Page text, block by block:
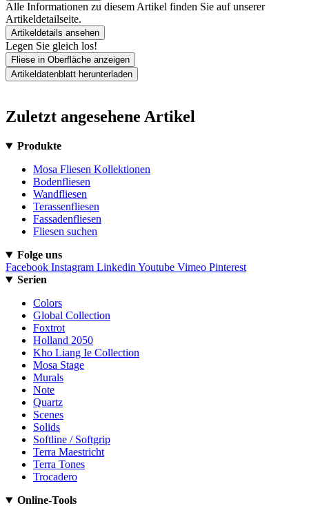
Alle Informationen zu diesem Artikel finden Sie auf unserer
Artikeldetailseite.
Artikeldetails ansehen
Legen Sie gleich los!
Fliese in Oberfläche anzeigen
Artikeldatenblatt herunterladen
Zuletzt angesehene Artikel
Produkte
Mosa Fliesen Kollektionen
Bodenfliesen
Wandfliesen
Terassenfliesen
Fassadenfliesen
Fliesen suchen
Folge uns
Facebook Instagram Linkedin Youtube Vimeo Pinterest
Serien
Colors
Global Collection
Foxtrot
Holland 2050
Kho Liang Ie Collection
Mosa Stage
Murals
Note
Quartz
Scenes
Solids
Softline / Softgrip
Terra Maestricht
Terra Tones
Trocadero
Online-Tools